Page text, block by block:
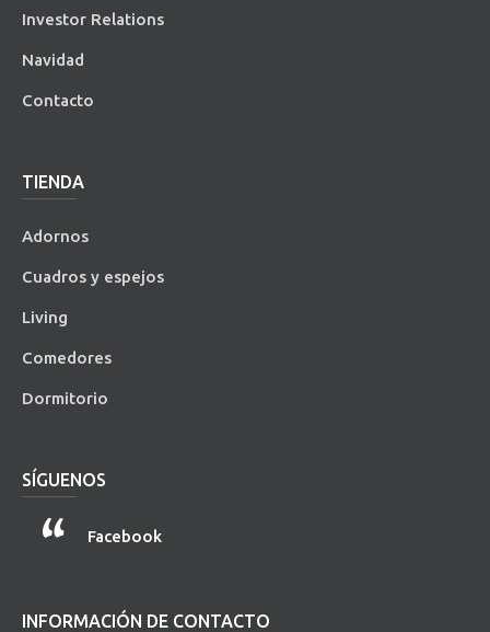
Investor Relations
Navidad
Contacto
TIENDA
Adornos
Cuadros y espejos
Living
Comedores
Dormitorio
SÍGUENOS
Facebook
INFORMACIÓN DE CONTACTO